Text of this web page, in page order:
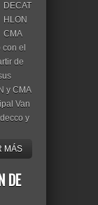
DECAT
HLON
CMA
el
de
y CMA
Van
y
MÁS
DE